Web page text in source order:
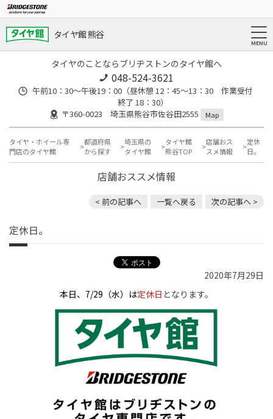
タイヤ館 熊谷
タイヤのことならブリヂストンのタイヤ館へ
048-524-3621
午前10：30～午後19：00（昼休憩 12：45～13：30 作業受付
終了 18：30）
〒360-0023 埼玉県熊谷市佐谷田2555
Map
タイヤ・ホイール専
門店のタイヤ館
都道府県
から探す
埼玉県の
タイヤ館
タイヤ館
熊谷TOP
店舗おス
スメ情報
定休
日。
店舗おススメ情報
< 前の記事へ 一覧へ戻る 次の記事へ >
定休日。
2020年7月29日
本日、7/29（水）は定休日 となります。